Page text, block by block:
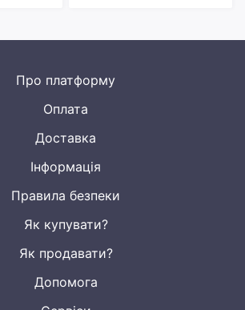
Про платформу
Оплата
Доставка
Інформація
Правила безпеки
Як купувати?
Як продавати?
Допомога